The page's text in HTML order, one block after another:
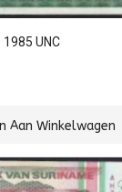
UNC
Aan Winkelwagen